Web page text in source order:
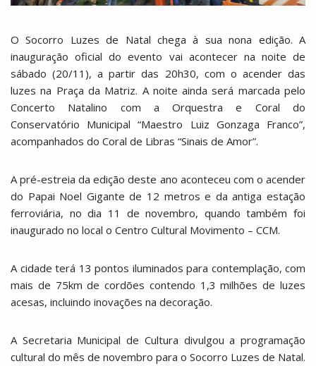
O Socorro Luzes de Natal chega à sua nona edição. A
inauguração oficial do evento vai acontecer na noite de
sábado (20/11), a partir das 20h30, com o acender das
luzes na Praça da Matriz. A noite ainda será marcada pelo
Concerto Natalino com a Orquestra e Coral do
Conservatório Municipal “Maestro Luiz Gonzaga Franco”,
acompanhados do Coral de Libras “Sinais de Amor”.
A pré-estreia da edição deste ano aconteceu com o acender
do Papai Noel Gigante de 12 metros e da antiga estação
ferroviária, no dia 11 de novembro, quando também foi
inaugurado no local o Centro Cultural Movimento – CCM.
A cidade terá 13 pontos iluminados para contemplação, com
mais de 75km de cordões contendo 1,3 milhões de luzes
acesas, incluindo inovações na decoração.
A Secretaria Municipal de Cultura divulgou a programação
cultural do mês de novembro para o Socorro Luzes de Natal.